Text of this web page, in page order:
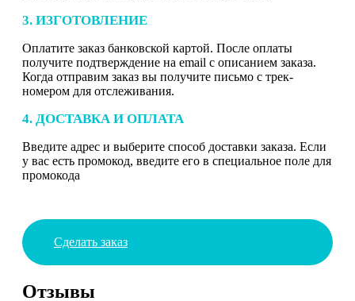
3. ИЗГОТОВЛЕНИЕ
Оплатите заказ банковской картой. После оплаты
получите подтверждение на email с описанием заказа.
Когда отправим заказ вы получите письмо с трек-
номером для отслеживания.
4. ДОСТАВКА И ОПЛАТА
Введите адрес и выберите способ доставки заказа. Если
у вас есть промокод, введите его в специальное поле для
промокода
Сделать заказ
Отзывы